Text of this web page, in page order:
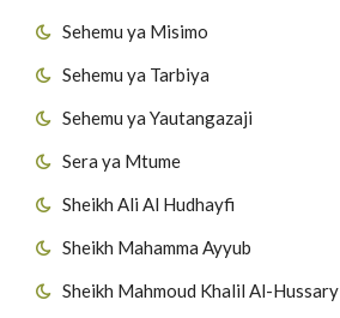
Sehemu ya Misimo
Sehemu ya Tarbiya
Sehemu ya Yautangazaji
Sera ya Mtume
Sheikh Ali Al Hudhayfi
Sheikh Mahamma Ayyub
Sheikh Mahmoud Khalil Al-Hussary